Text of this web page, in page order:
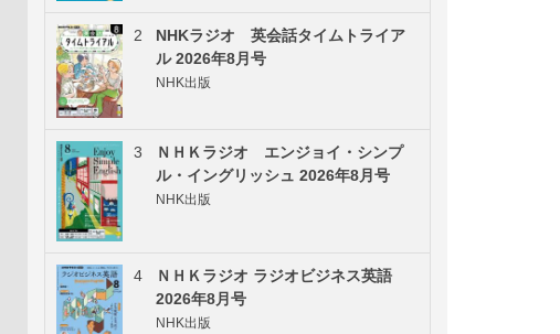
2
NHKラジオ 英会話タイムトライア
ル 2026年8月号
NHK出版
3
ＮＨＫラジオ エンジョイ・シンプ
ル・イングリッシュ 2026年8月号
NHK出版
4
ＮＨＫラジオ ラジオビジネス英語
2026年8月号
NHK出版